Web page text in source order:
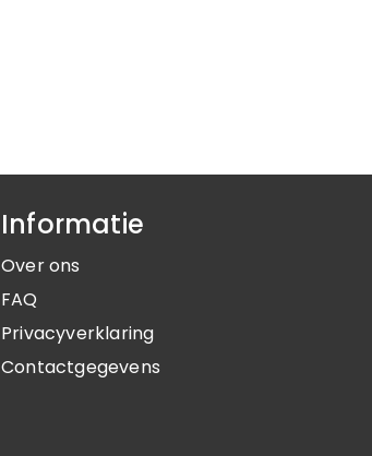
Informatie
Over ons
FAQ
Privacyverklaring
Contactgegevens